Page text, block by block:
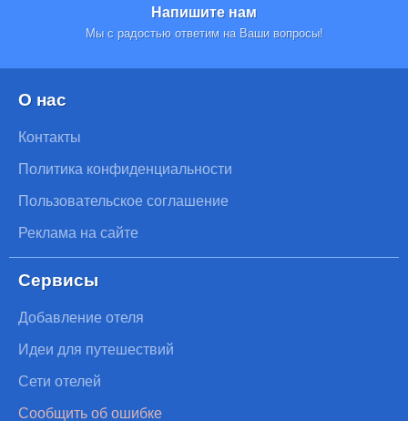
Напишите нам
Мы с радостью ответим на Ваши вопросы!
О нас
Контакты
Политика конфиденциальности
Пользовательское соглашение
Реклама на сайте
Сервисы
Добавление отеля
Идеи для путешествий
Сети отелей
Сообщить об ошибке